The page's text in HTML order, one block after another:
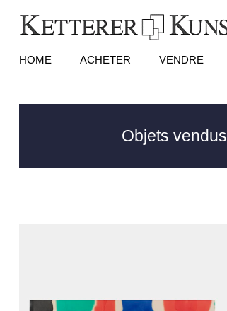
HOME ACHETER VENDRE
Objets vendus